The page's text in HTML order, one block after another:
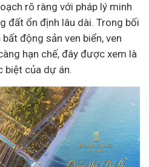
rõ ràng với pháp lý minh
đất ổn định lâu dài. Trong bối
động sản ven biển, ven
hạn chế, đây được xem là
biệt của dự án.